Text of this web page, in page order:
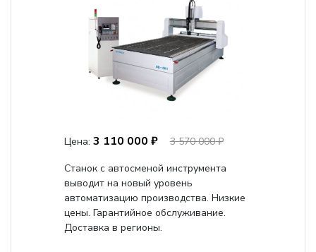
Цена: 3 110 000 ₽
3 570 000 ₽
Станок с автосменой инструмента
выводит на новый уровень
автоматизацию производства. Низкие
цены. Гарантийное обслуживание.
Доставка в регионы.